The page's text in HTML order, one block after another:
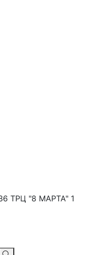
ТРЦ "8 МАРТА" 1